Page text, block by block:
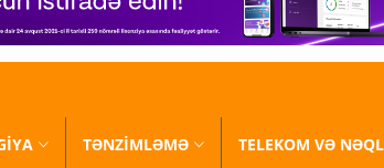
TƏNZİMLƏMƏ TELEKOM VƏ